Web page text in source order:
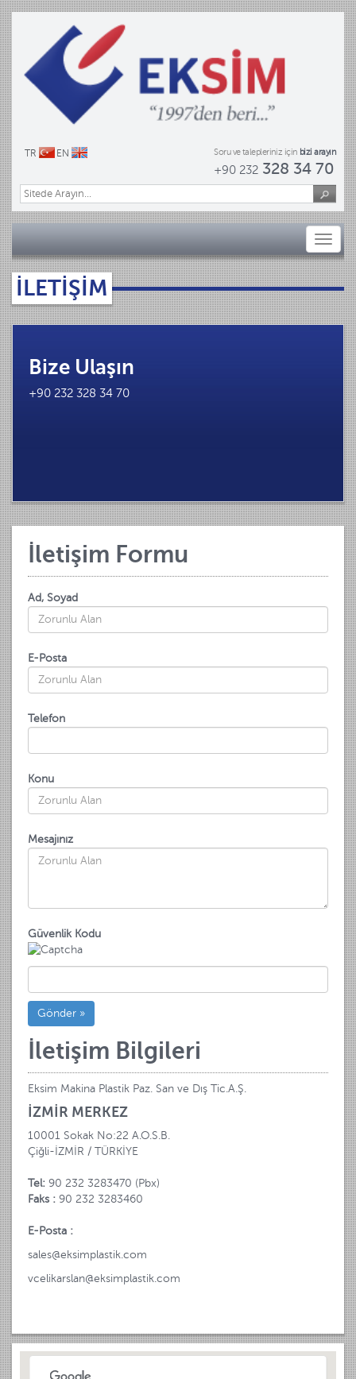
TR EN Soru ve talepleriniz için bizi arayın
+90 232 328 34 70
Toggle
İLETİŞİM
Bize Ulaşın
+90 232 328 34 70
İletişim Formu
Ad, Soyad
E-Posta
Telefon
Konu
Mesajınız
Güvenlik Kodu
İletişim Bilgileri
Eksim Makina Plastik Paz. San ve Dış Tic.A.Ş.
İZMİR MERKEZ
10001 Sokak No:22 A.O.S.B.
Çiğli-İZMİR / TÜRKİYE
Tel: 90 232 3283470 (Pbx)
Faks : 90 232 3283460
E-Posta :
sales@eksimplastik.com
vcelikarslan@eksimplastik.com